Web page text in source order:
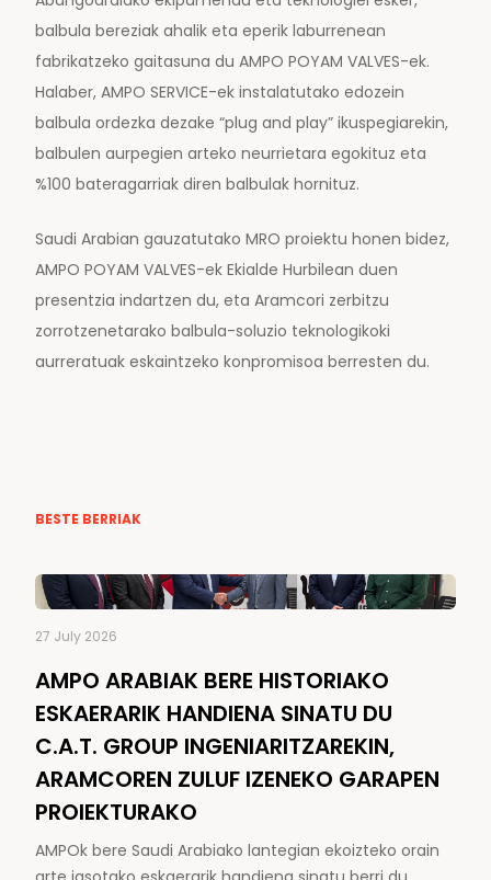
balbula bereziak ahalik eta eperik laburrenean
fabrikatzeko gaitasuna du AMPO POYAM VALVES-ek.
Halaber, AMPO SERVICE-ek instalatutako edozein
balbula ordezka dezake “plug and play” ikuspegiarekin,
balbulen aurpegien arteko neurrietara egokituz eta
%100 bateragarriak diren balbulak hornituz.
Saudi Arabian gauzatutako MRO proiektu honen bidez,
AMPO POYAM VALVES-ek Ekialde Hurbilean duen
presentzia indartzen du, eta Aramcori zerbitzu
zorrotzenetarako balbula-soluzio teknologikoki
aurreratuak eskaintzeko konpromisoa berresten du.
BESTE BERRIAK
27 July 2026
AMPO ARABIAK BERE HISTORIAKO
ESKAERARIK HANDIENA SINATU DU
C.A.T. GROUP INGENIARITZAREKIN,
ARAMCOREN ZULUF IZENEKO GARAPEN
PROIEKTURAKO
AMPOk bere Saudi Arabiako lantegian ekoizteko orain